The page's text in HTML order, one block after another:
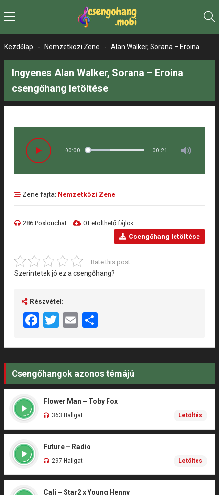
Kezdőlap - Nemzetközi Zene - Alan Walker, Sorana – Eroina
Ingyenes Alan Walker, Sorana – Eroina
csengőhang letöltése
00:00 00:21
Zene fajta: Nemzetközi Zene
286 Poslouchat 0 Letölthető fájlok
Csengőhang letöltése
Rate this post
Szerintetek jó ez a csengőhang?
Részvétel:
Facebook
Twitter
EmailShare
Csengőhangok azonos témájú
Flower Man – Toby Fox
363 Hallgat Letöltés
Future – Radio
297 Hallgat Letöltés
Cali – Star2 x Young Henny